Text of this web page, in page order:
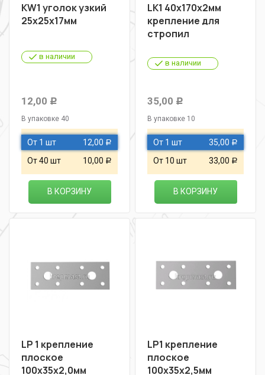
KW1 уголок узкий
25х25х17мм
в наличии
12,00 Р
В упаковке 40
От 1 шт 12,00 Р
От 40 шт 10,00 Р
В КОРЗИНУ
LK1 40х170х2мм
крепление для
стропил
в наличии
35,00 Р
В упаковке 10
От 1 шт 35,00 Р
От 10 шт 33,00 Р
В КОРЗИНУ
LP 1 крепление
плоское
100х35х2,0мм
LP1 крепление
плоское
100х35х2,5мм